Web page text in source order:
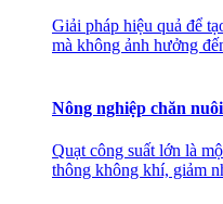
Giải pháp hiệu quả để
mà không ảnh hưởng
Nông nghiệp chăn nuôi
Quạt công suất lớn là
thông không khí, giảm